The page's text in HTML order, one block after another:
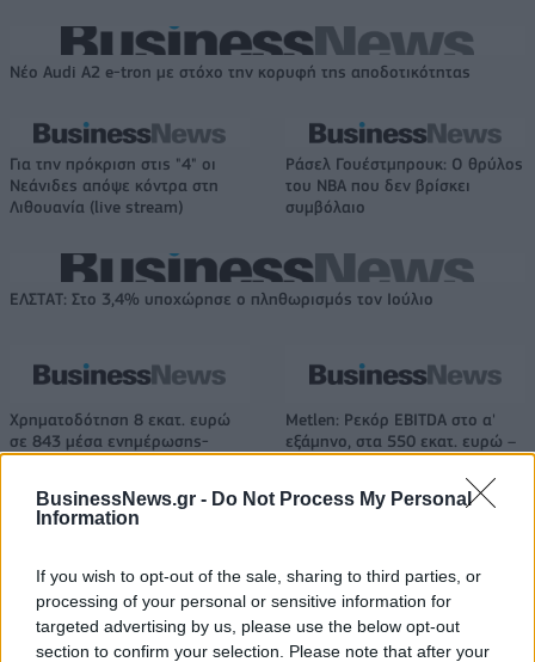
BusinessNews.gr - Do Not Process My Personal
Information
If you wish to opt-out of the sale, sharing to third parties, or
processing of your personal or sensitive information for
targeted advertising by us, please use the below opt-out
section to confirm your selection. Please note that after your
Νέο Audi A2 e-tron με στόχο την κορυφή της αποδοτικότητας
Για την πρόκριση στις "4" οι
Νεάνιδες απόψε κόντρα στη
Λιθουανία (live stream)
Ράσελ Γουέστμπρουκ: Ο θρύλος
του NBA που δεν βρίσκει
συμβόλαιο
ΕΛΣΤΑΤ: Στο 3,4% υποχώρησε ο πληθωρισμός τον Ιούλιο
Χρηματοδότηση 8 εκατ. ευρώ
σε 843 μέσα ενημέρωσης-
Τύπου
Metlen: Ρεκόρ EBITDA στο α'
εξάμηνο, στα 550 εκατ. ευρώ –
Η Chery επενδύει 75 εκατ. δολάρια στην KG Mobility